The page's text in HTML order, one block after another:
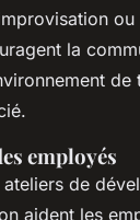
la
de
employés
de
aident les